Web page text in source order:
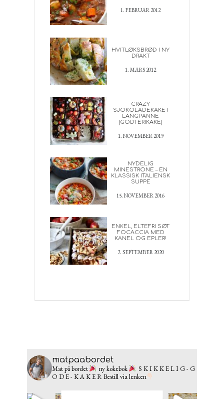
1. FEBRUAR 2012
HVITLØKSBRØD I NY
DRAKT
1. MARS 2012
CRAZY
SJOKOLADEKAKE I
LANGPANNE
(GODTERIKAKE)
1. NOVEMBER 2019
NYDELIG
MINESTRONE – EN
KLASSISK ITALIENSK
SUPPE
15. NOVEMBER 2016
ENKEL, ELTEFRI SØT
FOCACCIA MED
KANEL OG EPLER!
2. SEPTEMBER 2020
matpaabordet
Mat på bordet ny kokebok
S K I K K E L I G - G
O D E - K A K E RBestill via lenken